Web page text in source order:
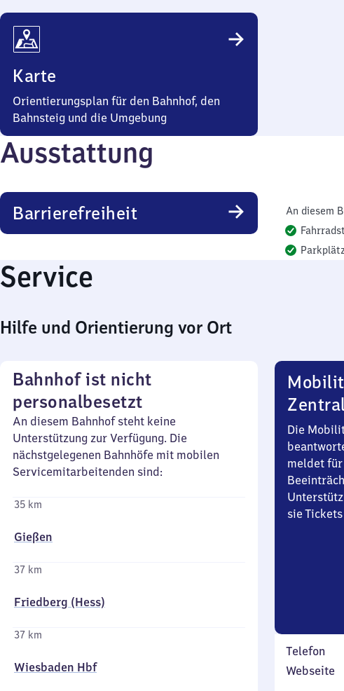
Karte
Orientierungsplan für den Bahnhof, den
Bahnsteig und die Umgebung
Ausstattung
Barrierefreiheit
An diesem
Service
Hilfe und Orientierung vor Ort
Bahnhof ist nicht
personalbesetzt
An diesem Bahnhof steht keine
Unterstützung zur Verfügung. Die
nächstgelegenen Bahnhöfe mit mobilen
Servicemitarbeitenden sind:
35 km
Gießen
37 km
Friedberg (Hess)
37 km
Wiesbaden Hbf
Die
meldet
sie
Telefon
Webseite